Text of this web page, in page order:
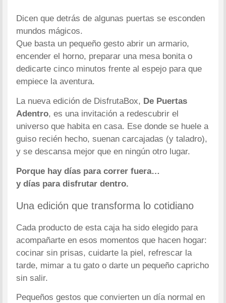
Dicen que detrás de algunas puertas se esconden
mundos mágicos.
Que basta un pequeño gesto abrir un armario,
encender el horno, preparar una mesa bonita o
dedicarte cinco minutos frente al espejo para que
empiece la aventura.
La nueva edición de DisfrutaBox, De Puertas
Adentro, es una invitación a redescubrir el
universo que habita en casa. Ese donde se huele a
guiso recién hecho, suenan carcajadas (y taladro),
y se descansa mejor que en ningún otro lugar.
Porque hay días para correr fuera…
y días para disfrutar dentro.
Una edición que transforma lo cotidiano
Cada producto de esta caja ha sido elegido para
acompañarte en esos momentos que hacen hogar:
cocinar sin prisas, cuidarte la piel, refrescar la
tarde, mimar a tu gato o darte un pequeño capricho
sin salir.
Pequeños gestos que convierten un día normal en